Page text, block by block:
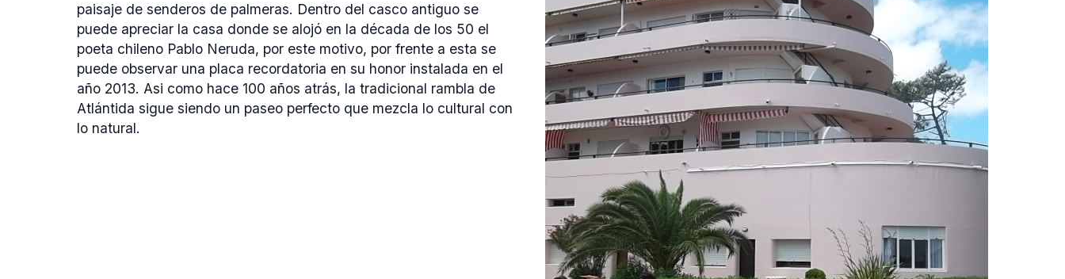
paisaje de senderos de palmeras. Dentro del casco antiguo se
puede apreciar la casa donde se alojó en la década de los 50 el
poeta chileno Pablo Neruda, por este motivo, por frente a esta se
puede observar una placa recordatoria en su honor instalada en el
año 2013. Asi como hace 100 años atrás, la tradicional rambla de
Atlántida sigue siendo un paseo perfecto que mezcla lo cultural con
lo natural.